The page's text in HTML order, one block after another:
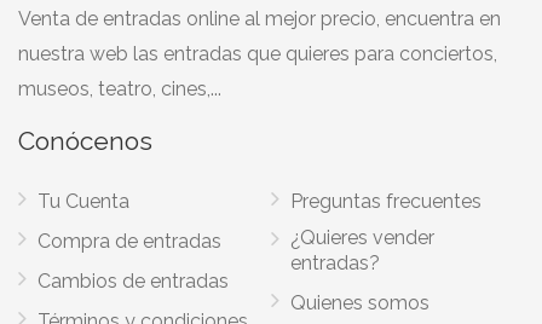
Venta de entradas online al mejor precio, encuentra en
nuestra web las entradas que quieres para conciertos,
museos, teatro, cines,...
Conócenos
Tu Cuenta
Compra de entradas
Cambios de entradas
Preguntas frecuentes
¿Quieres vender
entradas?
Quienes somos